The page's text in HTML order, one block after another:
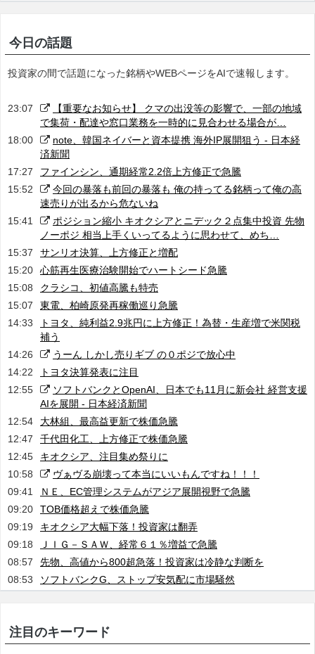
今日の話題
投資家の間で話題になった銘柄やWEBページをAIで速報します。
23:07
【重要なお知らせ】 クマの出没等の影響で、一部の地域
で集荷・配達や窓口業務を一時的に見合わせる場合が…
18:00
note、韓国ネイバーと資本提携 海外IP展開狙う - 日本経
済新聞
17:27
ファインシン、通期経常2.2倍上方修正で急騰
15:52
今回の暴落も前回の暴落も 俺の持ってる銘柄って俺の高
速売りが出るから危ないね
15:41
ポジション縮小 キオクシアとニデック２点集中投資 先物
ノーポジ 相当上手くいってるように思わせて、めち…
15:37
サンリオ決算、上方修正と増配
15:20
心筋再生医療治験開始でハートシード急騰
15:08
クラシコ、初値高騰も特売
15:07
東電、柏崎原発再稼働巡り急騰
14:33
トヨタ、純利益2.9兆円に上方修正！為替・生産増で米関税
補う
14:26
うーん しかし売りギブ の０ポジで放心中
14:22
トヨタ決算発表に注目
12:55
ソフトバンクとOpenAI、日本でも11月に新会社 経営支援
AIを展開 - 日本経済新聞
12:54
大林組、最高益更新で株価急騰
12:47
千代田化工、上方修正で株価急騰
12:45
キオクシア、注目集め祭りに
10:58
ヴぁヴる崩壊って本当にいいもんですね！！！
09:41
ＮＥ、EC管理システムがアジア展開視野で急騰
09:20
TOB価格超えで株価急騰
09:19
キオクシア大幅下落！投資家は翻弄
09:18
ＪＩＧ－ＳＡＷ、経常６１％増益で急騰
08:57
先物、高値から800超急落！投資家は冷静な判断を
08:53
ソフトバンクG、ストップ安気配に市場騒然
注目のキーワード